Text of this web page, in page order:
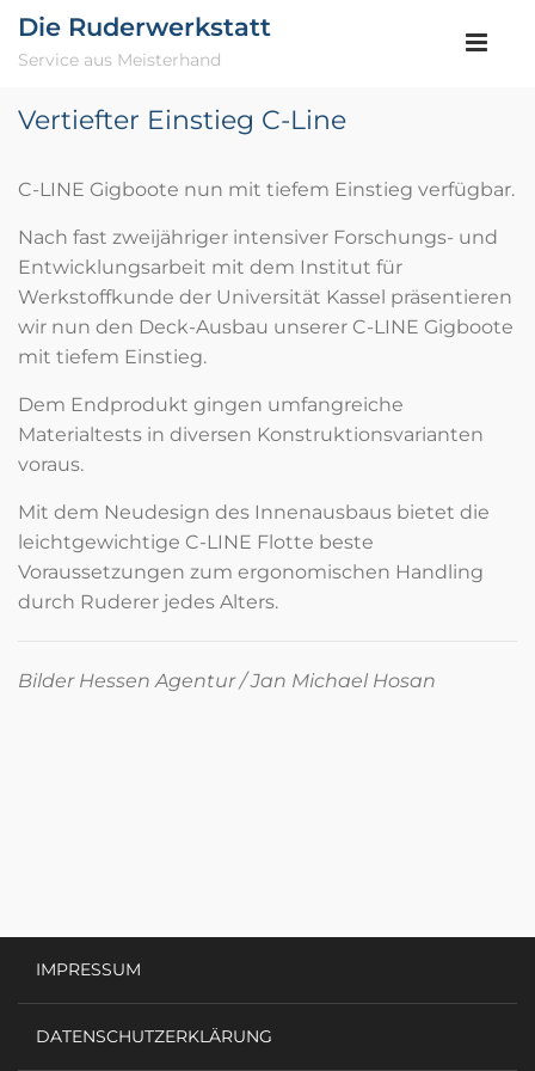
Die Ruderwerkstatt
Service aus Meisterhand
Vertiefter Einstieg C-Line
C-LINE Gigboote nun mit tiefem Einstieg verfügbar.
Nach fast zweijähriger intensiver Forschungs- und
Entwicklungsarbeit mit dem Institut für
Werkstoffkunde der Universität Kassel präsentieren
wir nun den Deck-Ausbau unserer C-LINE Gigboote
mit tiefem Einstieg.
Dem Endprodukt gingen umfangreiche
Materialtests in diversen Konstruktionsvarianten
voraus.
Mit dem Neudesign des Innenausbaus bietet die
leichtgewichtige C-LINE Flotte beste
Voraussetzungen zum ergonomischen Handling
durch Ruderer jedes Alters.
Bilder Hessen Agentur / Jan Michael Hosan
IMPRESSUM
DATENSCHUTZERKLÄRUNG